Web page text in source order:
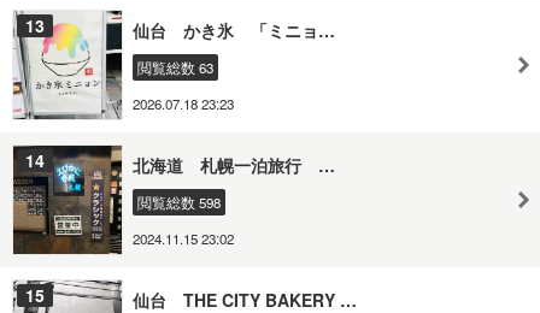
13 仙台 かき氷 「ミニョ…
閲覧総数 63
2026.07.18 23:23
14 北海道 札幌一泊旅行 …
閲覧総数 598
2024.11.15 23:02
15 仙台 THE CITY BAKERY …